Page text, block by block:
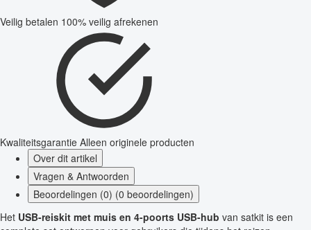
Veilig betalen 100% veilig afrekenen
Kwaliteitsgarantie Alleen originele producten
Over dit artikel
Vragen & Antwoorden
Beoordelingen (0) (0 beoordelingen)
Het USB-reiskit met muis en 4-poorts USB-hub van satkit is een